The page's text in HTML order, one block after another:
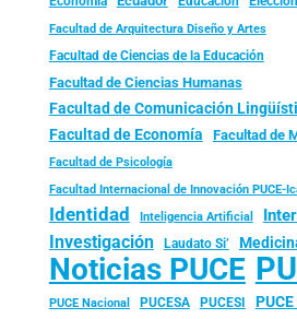
Facultad de Arquitectura Diseño y Artes
Facultad de Ciencias de la Educación
Facultad de Ciencias Humanas
Facultad de Comunicación
Facultad de Economía Facultad de
Facultad de Psicología
Facultad Internacional de Innovación PUCE-
Identidad Inteligencia Artificial
Investigación Laudato Si’
Noticias PUCE
PUCE Nacional PUCESA PUCESI PUCE